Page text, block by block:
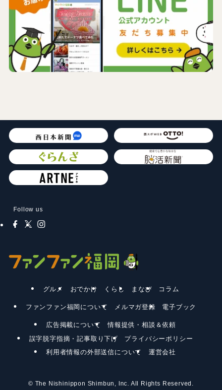
Follow us
グルメ おでかけ くらし まなび コラム
ファンファン福岡について メルマガ登録 電子ブック
広告掲載について
情報提供・相談＆依頼
誤字脱字指摘・記事取り下げ
プライバシーポリシー
利用者情報の外部送信について
運営会社
© The Nishinippon Shimbun, Inc. All Rights Reserved.